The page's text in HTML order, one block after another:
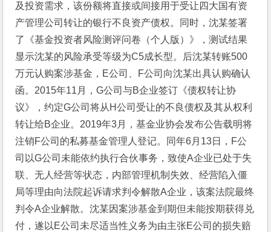
及投资需求，该份额将直接或间接用于受让四大国有资
产管理公司转让的银行不良资产债权。同时，沈某签署
了《基金投资者风险测评问卷（个人版）》，测试结果
显示沈某的风险承受等级为C5成长型。后沈某转账500
万元认购案涉基金，E公司、F公司向沈某出具认购确认
函。2015年11月，G公司与B企业签订《债权转让协
议》，约定G公司将从H公司受让的不良债权及其从权利
转让给B企业。2019年3月，基金业协会发布公告载明将
注销F公司的私募基金管理人登记。同年6月13日，F公
司以G公司未能依约执行合伙事务，致使A企业已处于失
联、无人经营等状态，内部管理机制失效、经营陷入僵
局等理由向法院起诉请求判令解散A企业，该案法院最终
判令A企业解散。沈某因案涉基金到期但未能按期获得兑
付，遂以E公司未尽适当性义务为由主张E公司的损失赔